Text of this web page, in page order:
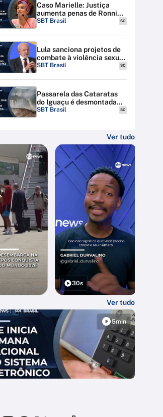
Caso Marielle: Justiça
aumenta penas de Ronnie
Lessa e Élcio Queiroz
SBT Brasil SC
Lula sanciona projetos de
combate à violência sexual
contra menores na
SBT Brasil SC
Passarela das Cataratas
do Iguaçu é desmontada
por riscos de inundação
SBT Brasil SC
Ver tudo
30s
Ver tudo
5min